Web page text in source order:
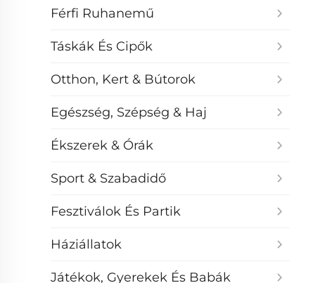
Férfi Ruhanemű
Táskák És Cipők
Otthon, Kert & Bútorok
Egészség, Szépség & Haj
Ékszerek & Órák
Sport & Szabadidő
Fesztiválok És Partik
Háziállatok
Játékok, Gyerekek És Babák